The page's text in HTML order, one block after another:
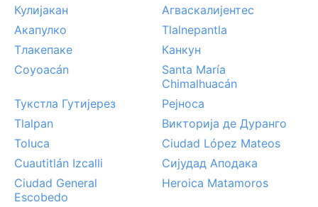
Кулијакан
Агваскалијентес
Акапулко
Tlalnepantla
Тлакепаке
Канкун
Coyoacán
Santa María
Chimalhuacán
Тукстла Гутијерез
Рејноса
Tlalpan
Викторија де Дуранго
Toluca
Ciudad López Mateos
Cuautitlán Izcalli
Сијудад Аподака
Ciudad General
Escobedo
Heroica Matamoros